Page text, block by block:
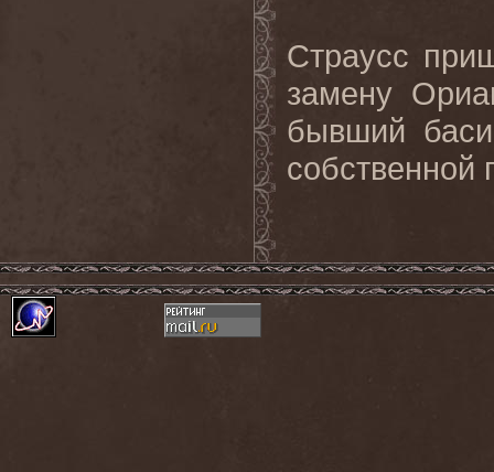
Страусс
замену
бывший
собственной